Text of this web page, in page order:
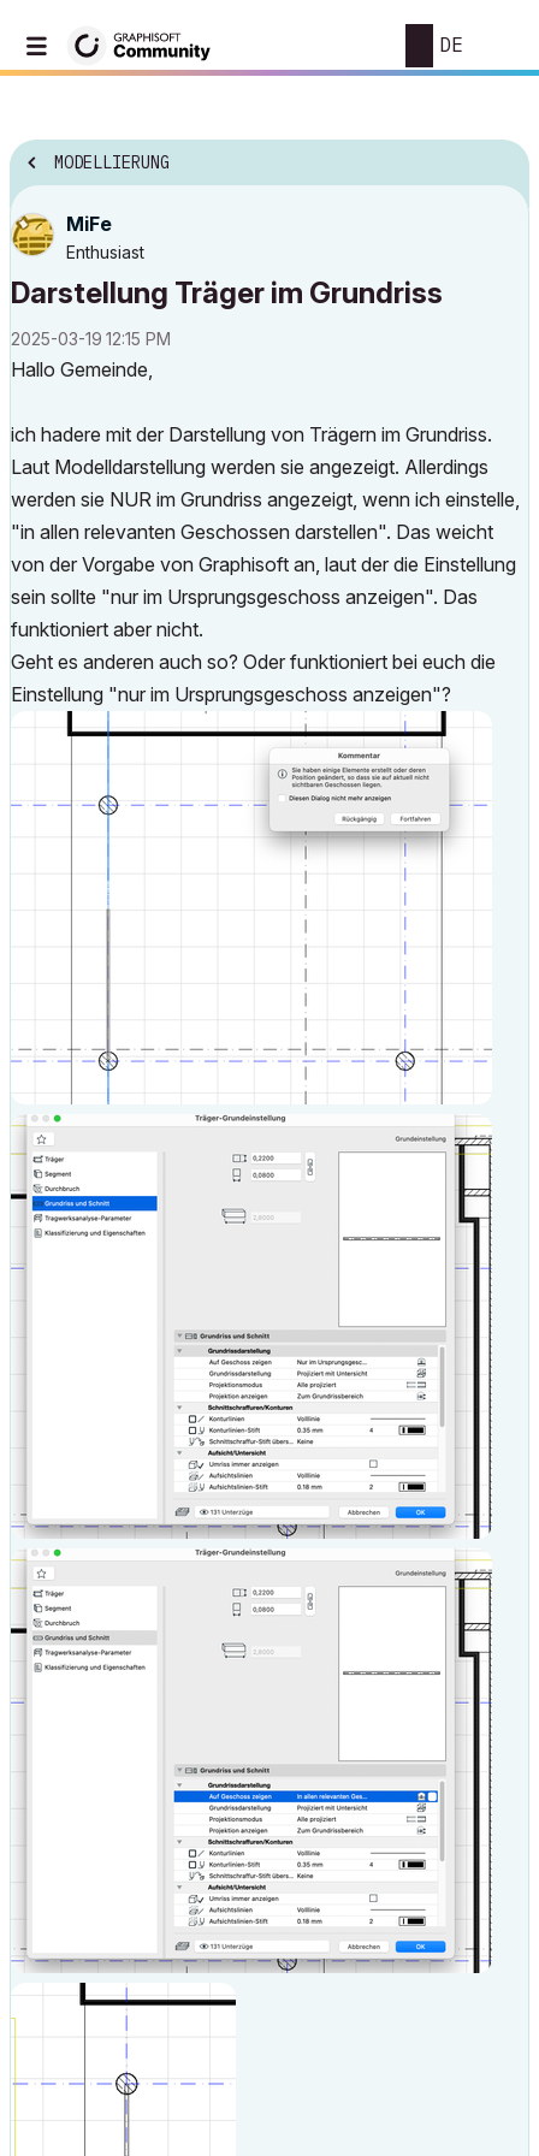
DE
MODELLIERUNG
MiFe
Enthusiast
Darstellung Träger im Grundriss
‎2025-03-19 12:15 PM
Hallo Gemeinde,
ich hadere mit der Darstellung von Trägern im Grundriss.
Laut Modelldarstellung werden sie angezeigt. Allerdings
werden sie NUR im Grundriss angezeigt, wenn ich einstelle,
"in allen relevanten Geschossen darstellen". Das weicht
von der Vorgabe von Graphisoft an, laut der die Einstellung
sein sollte "nur im Ursprungsgeschoss anzeigen". Das
funktioniert aber nicht.
Geht es anderen auch so? Oder funktioniert bei euch die
Einstellung "nur im Ursprungsgeschoss anzeigen"?